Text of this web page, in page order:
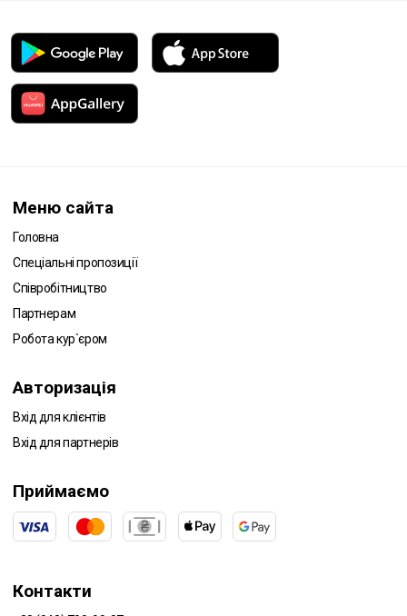
Меню сайта
Головна
Спеціальні пропозиції
Співробітництво
Партнерам
Робота кур`єром
Авторизація
Вхід для клієнтів
Вхід для партнерів
Приймаємо
Контакти